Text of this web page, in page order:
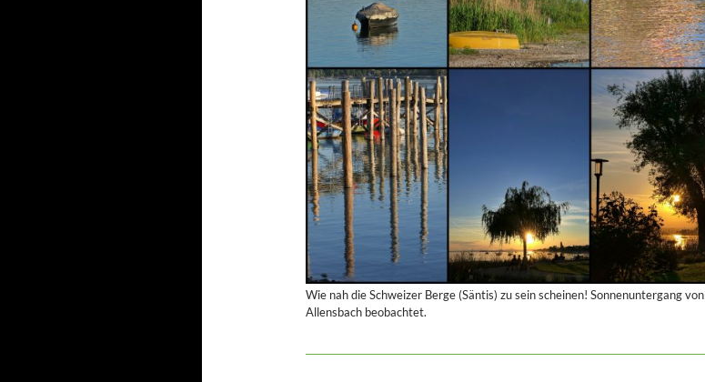
Wie nah die Schweizer Berge (Säntis) zu sein scheinen! Sonnenuntergang von
Allensbach beobachtet.